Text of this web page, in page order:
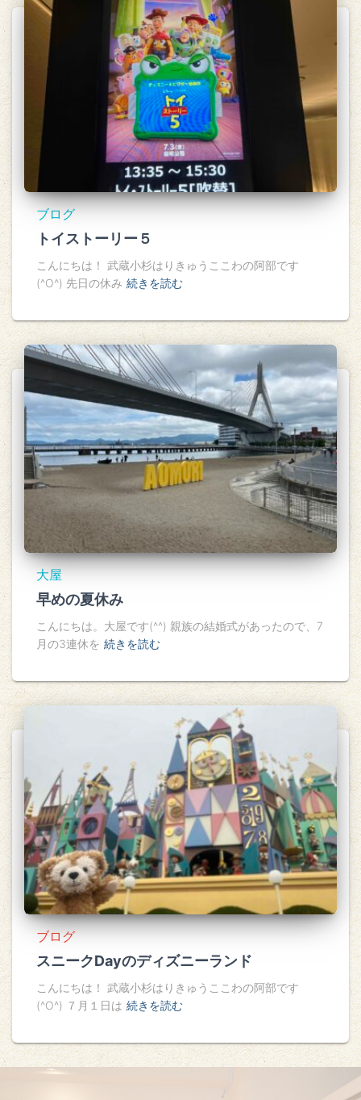
ブログ
トイストーリー５
こんにちは！ 武蔵小杉はりきゅうここわの阿部です
(^O^) 先日の休み 続きを読む
大屋
早めの夏休み
こんにちは。大屋です(^^) 親族の結婚式があったので、7
月の3連休を 続きを読む
ブログ
スニークDayのディズニーランド
こんにちは！ 武蔵小杉はりきゅうここわの阿部です
(^O^) ７月１日は 続きを読む